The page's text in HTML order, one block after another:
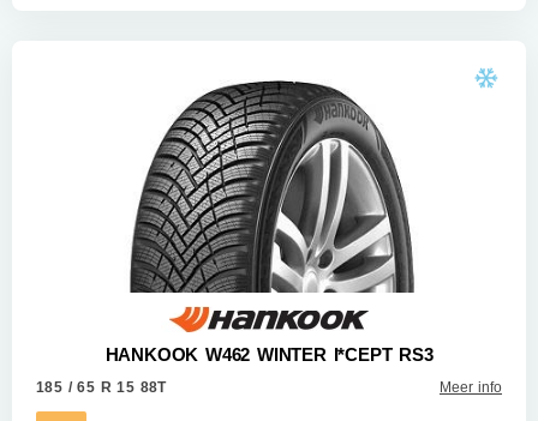
HANKOOK W462 WINTER I*CEPT RS3
185 / 65 R 15 88T Meer info